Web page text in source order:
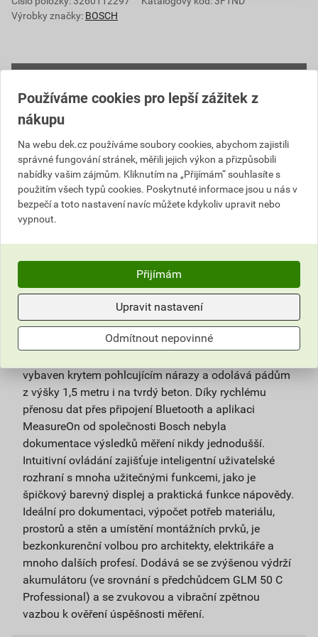
Výrobky značky: BOSCH
Ideální pro náročné stavební práce díky
odolnosti proti pádu z výšky 1,5 metru, krytí
IP 65 a gumovému krytu tlumící nárazy.
Připojení Bluetooth® a aplikace Bosch
MeasureOn umožňují snadnou dokumentaci a
přenos dat pro bezproblémovou práci.
Intuitivní uživatelské rozhraní s mnoha
podpůrnými funkcemi (barevný displej, funkce
nápovědy) usnadňuje manipulaci.
Laserový měřič GLM 50-27 C Professional nabízí
vysoce odolný design, který odolává drsným
podmínkám a umožňuje rychlou dokumentaci a
snadné použití. Jeho design s certifikací ochrany
vybaven krytem pohlcujícím nárazy a odolává pádům
z výšky 1,5 metru i na tvrdý beton. Díky rychlému
přenosu dat přes připojení Bluetooth a aplikaci
MeasureOn od společnosti Bosch nebyla
dokumentace výsledků měření nikdy jednodušší.
Intuitivní ovládání zajišťuje inteligentní uživatelské
rozhraní s mnoha užitečnými funkcemi, jako je
špičkový barevný displej a praktická funkce nápovědy.
Ideální pro dokumentaci, výpočet potřeb materiálu,
prostorů a stěn a umístění montážních prvků, je
bezkonkurenční volbou pro architekty, elektrikáře a
mnoho dalších profesí. Dodává se se zvýšenou výdrží
akumulátoru (ve srovnání s předchůdcem GLM 50 C
Professional) a se zvukovou a vibrační zpětnou
vazbou k ověření úspěšnosti měření.
Používáme cookies pro lepší zážitek z
nákupu
Na webu dek.cz používáme soubory cookies, abychom zajistili
správné fungování stránek, měřili jejich výkon a přizpůsobili
nabídky vašim zájmům. Kliknutím na „Přijímám“ souhlasíte s
použitím všech typů cookies. Poskytnuté informace jsou u nás v
bezpečí a toto nastavení navíc můžete kdykoliv upravit nebo
vypnout.
Přijímám
Upravit nastavení
Odmítnout nepovinné